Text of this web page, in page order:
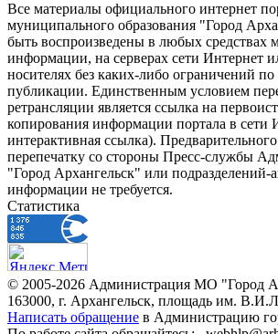
Все материалы официального интернет
муниципального образования "Город
быть воспроизведены в любых средствах
информации, на серверах сети Интернет
носителях без каких-либо ограничений
публикации. Единственным условием
ретрансляции является ссылка на
копирования информации портала в
интерактивная ссылка). Предварительного
перепечатку со стороны Пресс-службы
"Город Архангельск" или подразделений-
информации не требуется.
Статистика
© 2005-2026 Администрация МО "Город
163000, г. Архангельск, площадь им.
Написать обращение в Администрацию